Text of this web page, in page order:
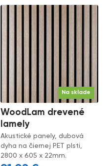
Na sklade
WoodLam drevené
lamely
Akustické panely, dubová
dyha na čiernej PET plsti,
2800 x 605 x 22mm.